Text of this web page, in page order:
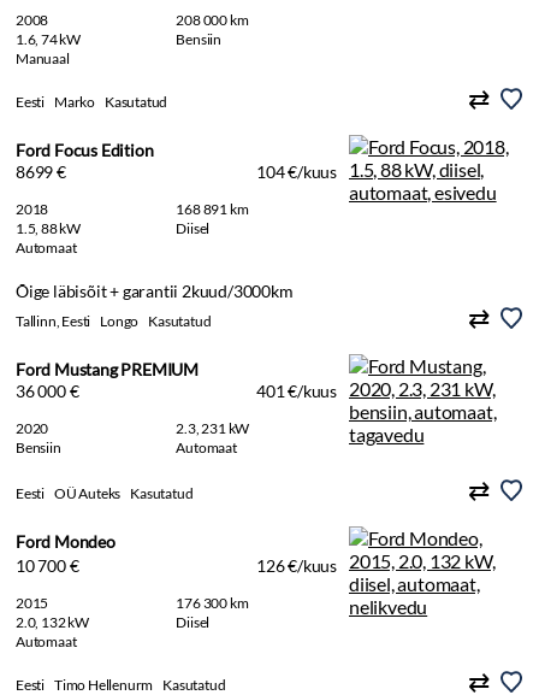
2008
208 000 km
1.6, 74 kW
Bensiin
Manuaal
Eesti Marko Kasutatud
Ford Focus Edition
8699 €
104 €/kuus
2018
168 891 km
1.5, 88 kW
Diisel
Automaat
Õige läbisõit + garantii 2kuud/3000km
Tallinn, Eesti Longo Kasutatud
Ford Mustang PREMIUM
36 000 €
401 €/kuus
2020
2.3, 231 kW
Bensiin
Automaat
Eesti OÜ Auteks Kasutatud
Ford Mondeo
10 700 €
126 €/kuus
2015
176 300 km
2.0, 132 kW
Diisel
Automaat
Eesti Timo Hellenurm Kasutatud